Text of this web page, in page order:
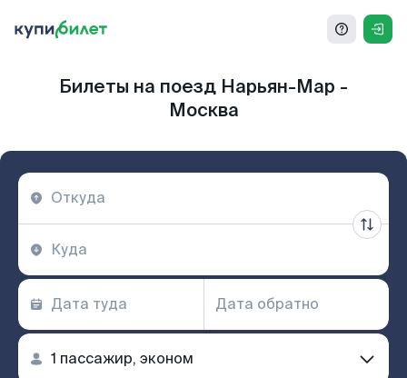
Билеты на поезд Нарьян-Мар -
Москва